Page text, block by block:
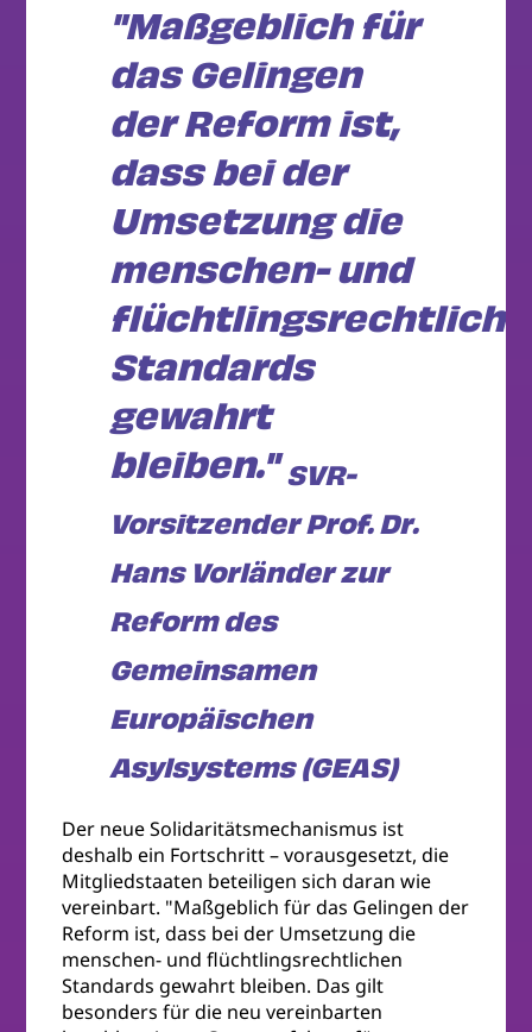
"Maßgeblich für
das Gelingen
der Reform ist,
dass bei der
Umsetzung die
menschen- und
Standards
gewahrt
bleiben."SVR-
Vorsitzender Prof. Dr.
Hans Vorländer zur
Reform des
Gemeinsamen
Europäischen
Asylsystems (GEAS)
Der neue Solidaritätsmechanismus ist
deshalb ein Fortschritt – vorausgesetzt, die
Mitgliedstaaten beteiligen sich daran wie
vereinbart. "Maßgeblich für das Gelingen der
Reform ist, dass bei der Umsetzung die
menschen- und flüchtlingsrechtlichen
Standards gewahrt bleiben. Das gilt
besonders für die neu vereinbarten